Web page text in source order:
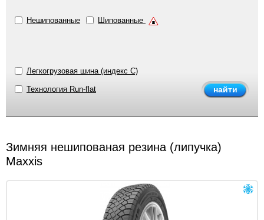
Нешипованные Шипованные
Легкогрузовая шина (индекс C)
Технология Run-flat
Зимняя нешипованая резина (липучка)
Maxxis